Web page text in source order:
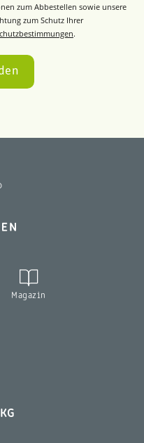
zum Abbestellen sowie unsere
zum Schutz Ihrer
.
Magazin